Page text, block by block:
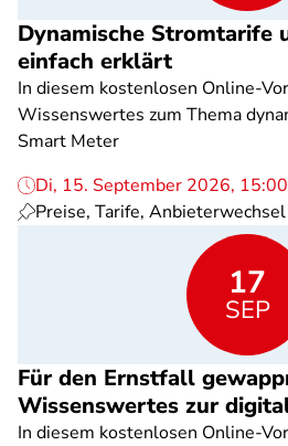
Dynamische Stromtarife
einfach erklärt
In diesem kostenlosen Online-
Wissenswertes zum Thema
Smart Meter
Di, 15. September 2026,
Preise, Tarife, Anbieterwechsel
17
SEP
Für den Ernstfall
Wissenswertes zur
In diesem kostenlosen Online-